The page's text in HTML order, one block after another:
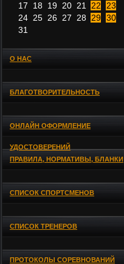
17
18 19 20 21 22
23
24 25 26 27 28 29 30
31
О НАС
БЛАГОТВОРИТЕЛЬНОСТЬ
ОНЛАЙН ОФОРМЛЕНИЕ
УДОСТОВЕРЕНИЙ
ПРАВИЛА, НОРМАТИВЫ, БЛАНКИ
СПИСОК СПОРТСМЕНОВ
СПИСОК ТРЕНЕРОВ
ПРОТОКОЛЫ СОРЕВНОВАНИЙ